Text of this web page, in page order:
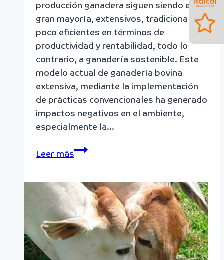
producción ganadera siguen siendo en su
gran mayoría, extensivos, tradicionales y
poco eficientes en términos de
productividad y rentabilidad, todo lo
contrario, a ganadería sostenible. Este
modelo actual de ganadería bovina
extensiva, mediante la implementación
de prácticas convencionales ha generado
impactos negativos en el ambiente,
especialmente la…
Leer más
Ganadería
reto
de
disminuir
la
contaminación
aumentando